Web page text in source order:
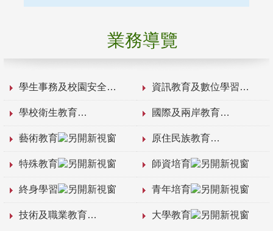
業務導覽
學生事務及校園安全 資訊教育及數位學習
學校衛生教育 國際及兩岸教育
藝術教育 原住民族教育
特殊教育 師資培育
終身學習 青年培育
技術及職業教育 大學教育